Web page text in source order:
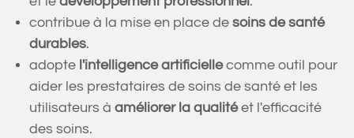
contribue à la mise en place de soins de santé
durables.
adopte l'intelligence artificiellecomme outil pour
aider les prestataires de soins de santé et les
utilisateurs à améliorer la qualitéet l'efficacité
des soins.